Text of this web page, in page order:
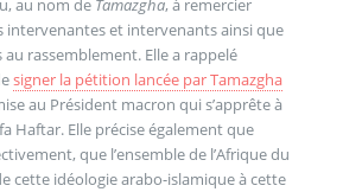
au nom de Tamazgha, à remercier
intervenantes et intervenants ainsi que
au rassemblement. Elle a rappelé
signer la pétition lancée par Tamazgha
au Président macron qui s’apprête à
Haftar. Elle précise également que
que l’ensemble de l’Afrique du
cette idéologie arabo-islamique à cette